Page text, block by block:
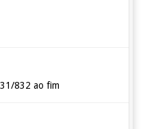
832 ao fim